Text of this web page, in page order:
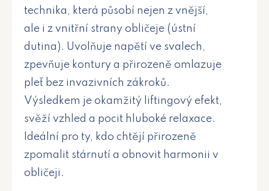
technika, která působí nejen z vnější,
ale i z vnitřní strany obličeje (ústní
dutina). Uvolňuje napětí ve svalech,
zpevňuje kontury a přirozeně omlazuje
pleť bez invazivních zákroků.
Výsledkem je okamžitý liftingový efekt,
svěží vzhled a pocit hluboké relaxace.
Ideální pro ty, kdo chtějí přirozeně
zpomalit stárnutí a obnovit harmonii v
obličeji.